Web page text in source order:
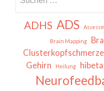
nach:
ADHS ADS
Brain Mapping
Gehirn
Heilung hibeta